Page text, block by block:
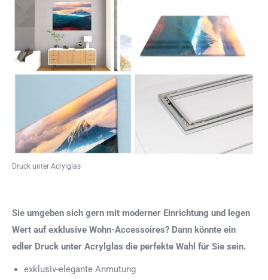
Druck unter Acrylglas
Sie umgeben sich gern mit moderner Einrichtung und legen
Wert auf exklusive Wohn-Accessoires? Dann könnte ein
edler Druck unter Acrylglas die perfekte Wahl für Sie sein.
exklusiv-elegante Anmutung